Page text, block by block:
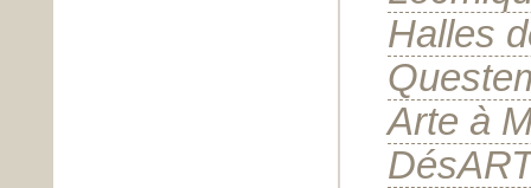
Halles
Arte à